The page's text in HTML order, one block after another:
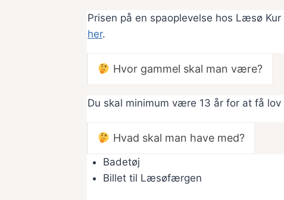
Prisen på en spaoplevelse hos Læsø
her.
Hvor gammel skal man være?
Du skal minimum være 13 år for at få
Hvad skal man have med?
Badetøj
Billet til Læsøfærgen